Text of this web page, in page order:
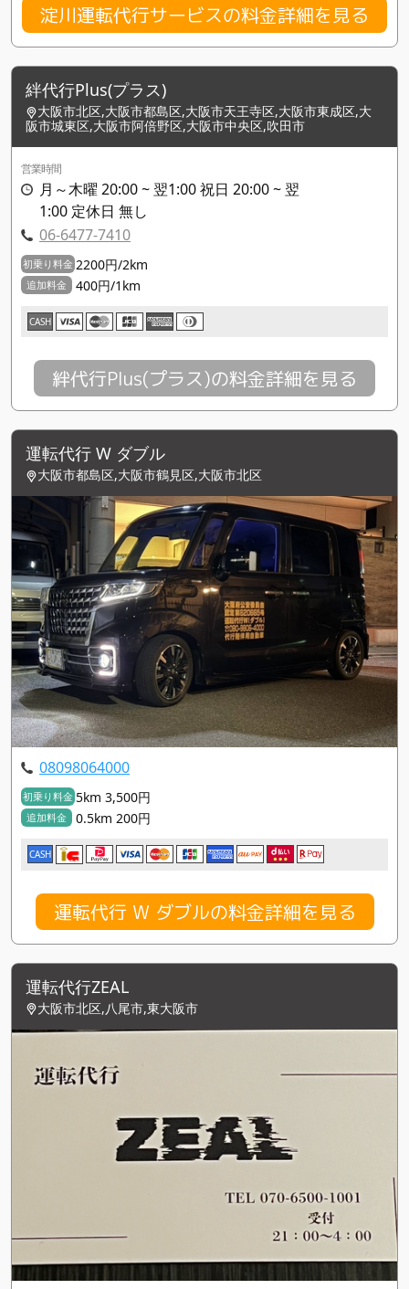
淀川運転代行サービスの料金詳細を見る
絆代行Plus(プラス)
大阪市北区,大阪市都島区,大阪市天王寺区,大阪市東成区,大
阪市城東区,大阪市阿倍野区,大阪市中央区,吹田市
営業時間
月～木曜 20:00 ~ 翌1:00 祝日 20:00 ~ 翌
1:00 定休日 無し
06-6477-7410
初乗り料金 2200円/2km
追加料金 400円/1km
CASH
絆代行Plus(プラス)の料金詳細を見る
運転代行 W ダブル
大阪市都島区,大阪市鶴見区,大阪市北区
08098064000
初乗り料金 5km 3,500円
追加料金 0.5km 200円
CASH
運転代行 W ダブルの料金詳細を見る
運転代行ZEAL
大阪市北区,八尾市,東大阪市